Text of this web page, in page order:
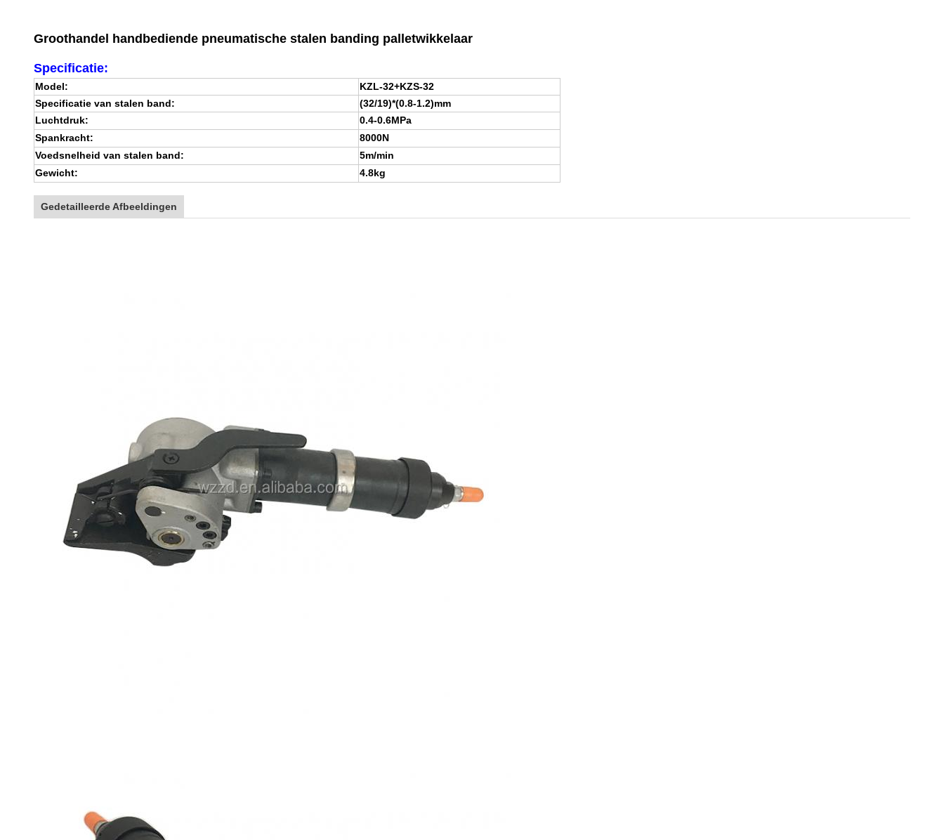
Groothandel handbediende pneumatische stalen banding palletwikkelaar
Specificatie:
Model:
KZL-32+KZS-32
Specificatie van stalen band:
(32/19)*(0.8-1.2)mm
Luchtdruk:
0.4-0.6MPa
Spankracht:
8000N
Voedsnelheid van stalen band:
5m/min
Gewicht:
4.8kg
Gedetailleerde Afbeeldingen